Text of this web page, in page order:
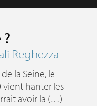
?
Reghezza
la Seine, le
vient hanter les
avoir la (…)